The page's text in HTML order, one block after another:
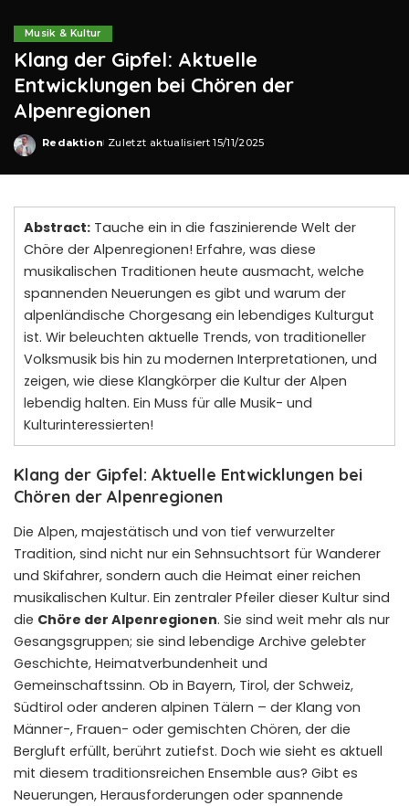
Musik & Kultur
Klang der Gipfel: Aktuelle
Entwicklungen bei Chören der
Alpenregionen
Posted
Redaktion Zuletzt aktualisiert 15/11/2025
Abstract: Tauche ein in die faszinierende Welt der
Chöre der Alpenregionen! Erfahre, was diese
musikalischen Traditionen heute ausmacht, welche
spannenden Neuerungen es gibt und warum der
alpenländische Chorgesang ein lebendiges Kulturgut
ist. Wir beleuchten aktuelle Trends, von traditioneller
Volksmusik bis hin zu modernen Interpretationen, und
zeigen, wie diese Klangkörper die Kultur der Alpen
lebendig halten. Ein Muss für alle Musik- und
Kulturinteressierten!
Klang der Gipfel: Aktuelle Entwicklungen bei
Chören der Alpenregionen
Die Alpen, majestätisch und von tief verwurzelter
Tradition, sind nicht nur ein Sehnsuchtsort für Wanderer
und Skifahrer, sondern auch die Heimat einer reichen
musikalischen Kultur. Ein zentraler Pfeiler dieser Kultur sind
die Chöre der Alpenregionen. Sie sind weit mehr als nur
Gesangsgruppen; sie sind lebendige Archive gelebter
Geschichte, Heimatverbundenheit und
Gemeinschaftssinn. Ob in Bayern, Tirol, der Schweiz,
Südtirol oder anderen alpinen Tälern – der Klang von
Männer-, Frauen- oder gemischten Chören, der die
Bergluft erfüllt, berührt zutiefst. Doch wie sieht es aktuell
mit diesem traditionsreichen Ensemble aus? Gibt es
Neuerungen, Herausforderungen oder spannende